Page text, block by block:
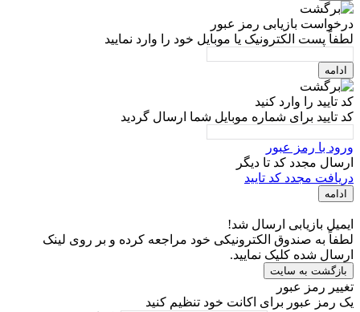
درخواست بازیابی رمز عبور
لطفاً پست الکترونیک یا موبایل خود را وارد نمایید
ادامه
کد تایید را وارد کنید
کد تایید برای شماره موبایل شما ارسال گردید
ورود با رمز عبور
ارسال مجدد کد تا دیگر
دریافت مجدد کد تایید
ادامه
ایمیل بازیابی ارسال شد!
لطفاً به صندوق الکترونیکی خود مراجعه کرده و بر روی لینک
ارسال شده کلیک نمایید.
بازگشت به سایت
تغییر رمز عبور
یک رمز عبور برای اکانت خود تنظیم کنید